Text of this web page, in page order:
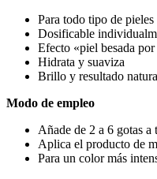
Para todo tipo de pieles
Dosificable
Efecto «piel besada
Hidrata y suaviza
Brillo y resultado
Modo de empleo
Añade de 2 a 6 gotas a
Aplica el producto de
Para un color más